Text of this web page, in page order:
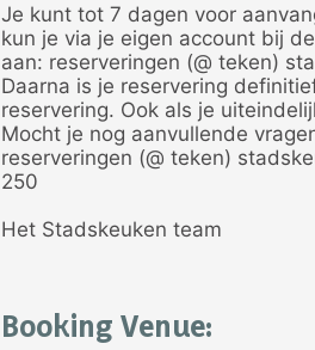
Je kunt tot 7 dagen voor
kun je via je eigen account bij
aan: reserveringen (@ teken)
Daarna is je reservering
reservering. Ook als je
Mocht je nog aanvullende
reserveringen (@ teken)
250
Het Stadskeuken team
Booking Venue: